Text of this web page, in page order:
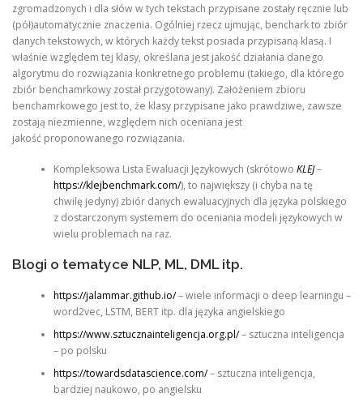
zgromadzonych i dla słów w tych tekstach przypisane zostały ręcznie lub
(pół)automatycznie znaczenia. Ogólniej rzecz ujmując, benchark to zbiór
danych tekstowych, w których każdy tekst posiada przypisaną klasą. I
właśnie względem tej klasy, określana jest jakość działania danego
algorytmu do rozwiązania konkretnego problemu (takiego, dla którego
zbiór benchamrkowy został przygotowany). Założeniem zbioru
benchamrkowego jest to, że klasy przypisane jako prawdziwe, zawsze
zostają niezmienne, względem nich oceniana jest
jakość proponowanego rozwiązania.
Kompleksowa Lista Ewaluacji Językowych (skrótowo KLEJ–
https://klejbenchmark.com/), to największy (i chyba na tę
chwilę jedyny) zbiór danych ewaluacyjnych dla języka polskiego
z dostarczonym systemem do oceniania modeli językowych w
wielu problemach na raz.
Blogi o tematyce NLP, ML, DML itp.
https://jalammar.github.io/– wiele informacji o deep learningu –
word2vec, LSTM, BERT itp. dla języka angielskiego
https://www.sztucznainteligencja.org.pl/– sztuczna inteligencja
– po polsku
https://towardsdatascience.com/– sztuczna inteligencja,
bardziej naukowo, po angielsku